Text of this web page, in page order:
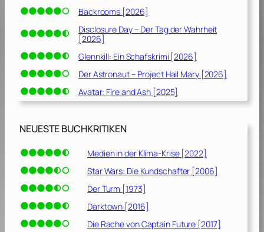
Backrooms [2026]
Disclosure Day – Der Tag der Wahrheit
[2026]
Glennkill: Ein Schafskrimi [2026]
Der Astronaut – Project Hail Mary [2026]
Avatar: Fire and Ash [2025]
NEUESTE BUCHKRITIKEN
Medien in der Klima-Krise [2022]
Star Wars: Die Kundschafter [2006]
Der Turm [1973]
Darktown [2016]
Die Rache von Captain Future [2017]